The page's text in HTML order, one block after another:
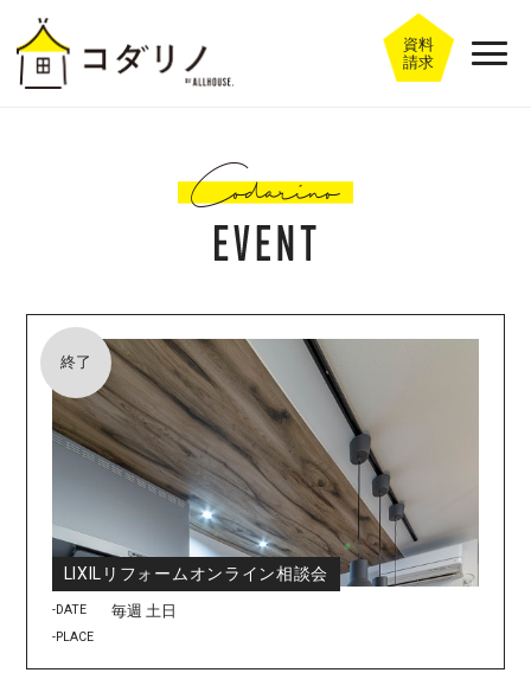
資料
請求
終了
LIXILリフォームオンライン相談会
-DATE 毎週 土日
-PLACE